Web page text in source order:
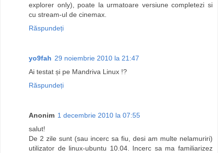
explorer only), poate la urmatoare versiune completezi si
cu stream-ul de cinemax.
Răspundeți
yo9fah 29 noiembrie 2010 la 21:47
Ai testat și pe Mandriva Linux !?
Răspundeți
Anonim 1 decembrie 2010 la 07:55
salut!
De 2 zile sunt (sau incerc sa fiu, desi am multe nelamuriri)
utilizator de linux-ubuntu 10.04. Incerc sa ma familiarizez